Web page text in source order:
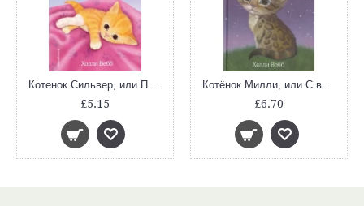
£5.15 £6.70